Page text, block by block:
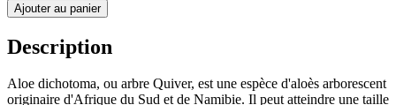
Ajouter au panier
Description
Aloe dichotoma, ou arbre Quiver, est une espèce d'aloès arborescent
originaire d'Afrique du Sud et de Namibie. Il peut atteindre une taille